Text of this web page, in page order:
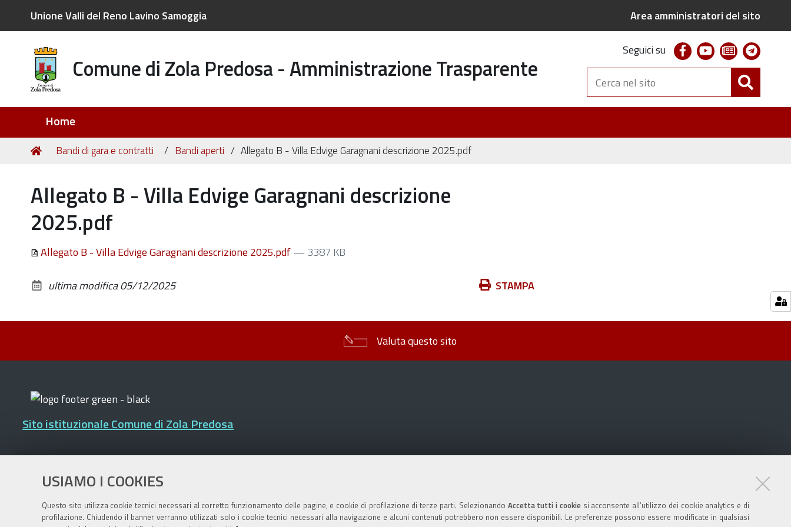
USIAMO I COOKIES
Questo sito utilizza cookie tecnici necessari al corretto funzionamento delle pagine, e cookie di profilazione di terze parti. Selezionando Accetta tutti i cookiesi acconsente all’utilizzo dei cookie analytics e di
profilazione. Chiudendo il banner verranno utilizzati solo i cookie tecnici necessari alla navigazione e alcuni contenuti potrebbero non essere disponibili. Le preferenze possono essere modificate in qualsiasi
Unione Valli del Reno Lavino Samoggia Area amministratori del sito
Comune di Zola Predosa - Amministrazione Trasparente
Seguici su facebookyoutubenewsletter
Cerca
nel
sito
Home
Tu
Home
Bandi di gara e contratti Bandi aperti Allegato B - Villa Edvige Garagnani descrizione 2025.pdf
Allegato B - Villa Edvige Garagnani descrizione
2025.pdf
Allegato B - Villa Edvige Garagnani descrizione 2025.pdf— 3387 KB
Azioni STAMPA
ultima modifica05/12/2025
Valuta questo sito
Sito istituzionale Comune di Zola Predosa
Privacy policy| DPO|Accessibilità